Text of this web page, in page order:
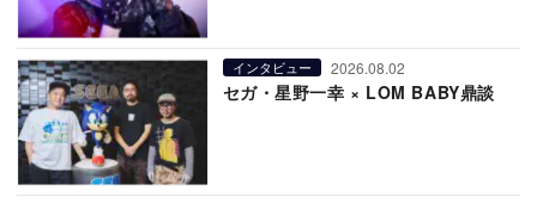
インタビュー 2026.08.02
セガ・星野一幸 × LOM BABY鼎談